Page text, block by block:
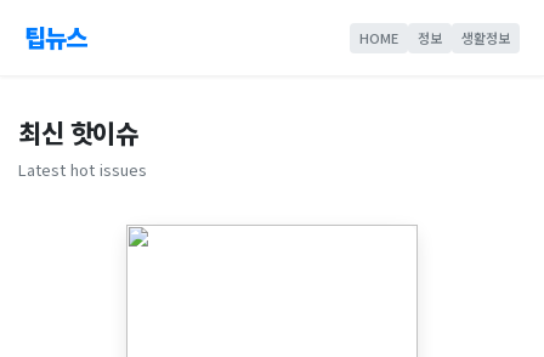
팁뉴스 HOME 정보 생활정보
최신 핫이슈
Latest hot issues